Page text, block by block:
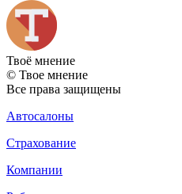
Твоё мнение
© Твое мнение
Все права защищены
Автосалоны
Страхование
Компании